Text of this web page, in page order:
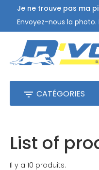
Je ne trouve pas ma
Envoyez-nous la
 CATÉGORIES
List of
Il y a 10 produits.